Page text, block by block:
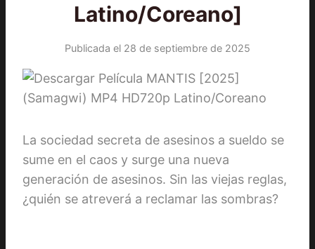
Latino/Coreano]
Publicada el 28 de septiembre de 2025
La sociedad secreta de asesinos a sueldo se
sume en el caos y surge una nueva
generación de asesinos. Sin las viejas reglas,
¿quién se atreverá a reclamar las sombras?